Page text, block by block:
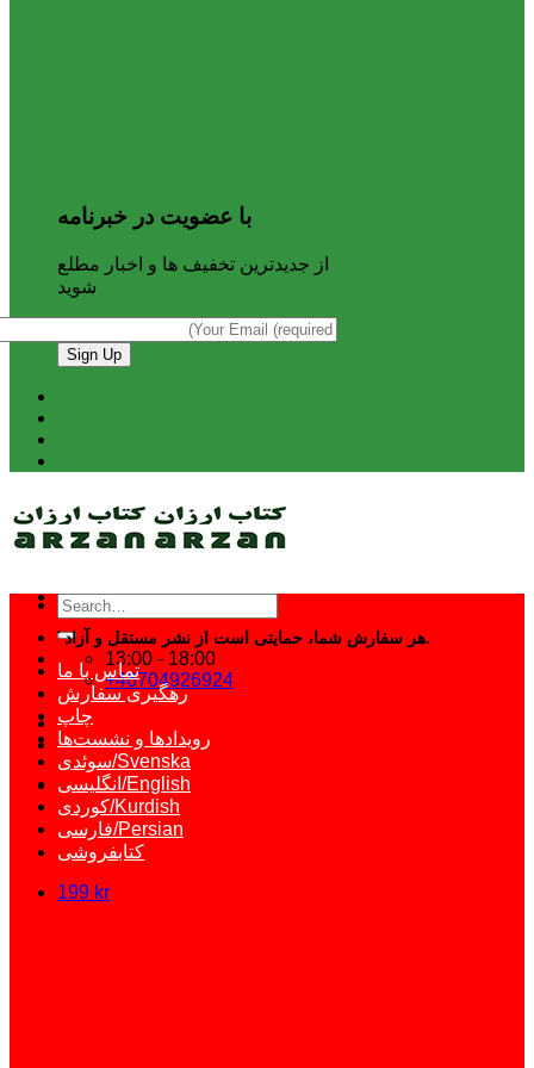
با عضویت در خبرنامه
از جدیدترین تخفیف ها و اخبار مطلع
شوید
هر سفارش شما، حمایتی است از نشر مستقل و آزاد کتاب فارسی.
13:00 - 18:00
+46704926924
Search
for:
تماس با ما
رهگیری سفارش
چاپ
رویدادها و نشست‌ها
سوئدی/Svenska
انگلیسی/English
کوردی/Kurdish
فارسی/Persian
کتابفروشی
199 kr